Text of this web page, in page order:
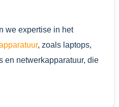
we expertise in het
, zoals laptops,
en netwerkapparatuur, die